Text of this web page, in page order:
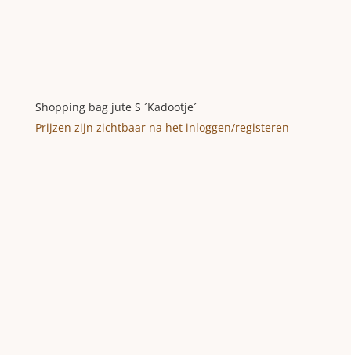
Shopping bag jute S ´Kadootje´
Prijzen zijn zichtbaar na het inloggen/registeren